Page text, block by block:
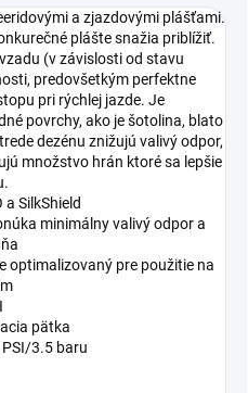
a zjazdovými plášťami.
plášte snažia priblížiť.
(v závislosti od stavu
predovšetkým perfektne
pri rýchlej jazde. Je
povrchy, ako je šotolina, blato
dezénu znižujú valivý odpor,
množstvo hrán ktoré sa lepšie
SilkShield
minimálny valivý odpor a
optimalizovaný pre použitie na
pätka
3.5 baru